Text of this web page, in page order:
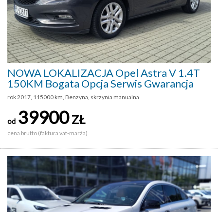
NOWA LOKALIZACJA Opel Astra V 1.4T
150KM Bogata Opcja Serwis Gwarancja
rok 2017, 115000 km, Benzyna, skrzynia manualna
od 39900ZŁ
cena brutto (faktura vat-marża)